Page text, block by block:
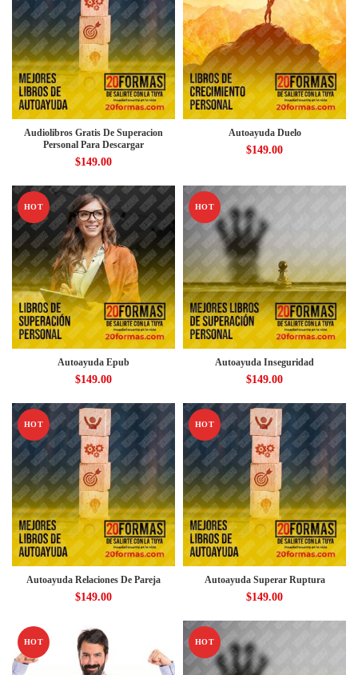
Audiolibros Gratis De Superacion
Personal Para Descargar
$149.00
Autoayuda Duelo
$149.00
HOT
Autoayuda Epub
$149.00
HOT
Autoayuda Inseguridad
$149.00
HOT
Autoayuda Relaciones De Pareja
$149.00
HOT
Autoayuda Superar Ruptura
$149.00
HOT HOT